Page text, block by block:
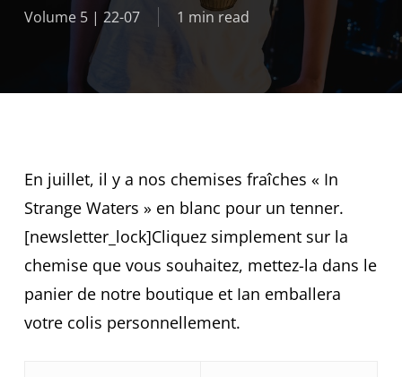
Volume 5 | 22-07
1 min read
En juillet, il y a nos chemises fraîches « In
Strange Waters » en blanc pour un tenner.
[newsletter_lock]Cliquez simplement sur la
chemise que vous souhaitez, mettez-la dans le
panier de notre boutique et Ian emballera
votre colis personnellement.